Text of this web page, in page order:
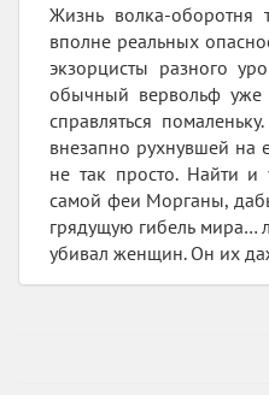
Жизнь волка-
вполне реальных
экзорцисты разного
обычный вервольф уже
справляться
внезапно рухнувшей на
не так просто. Найти и
самой феи Морганы,
грядущую гибель мира…
убивал женщин. Он их